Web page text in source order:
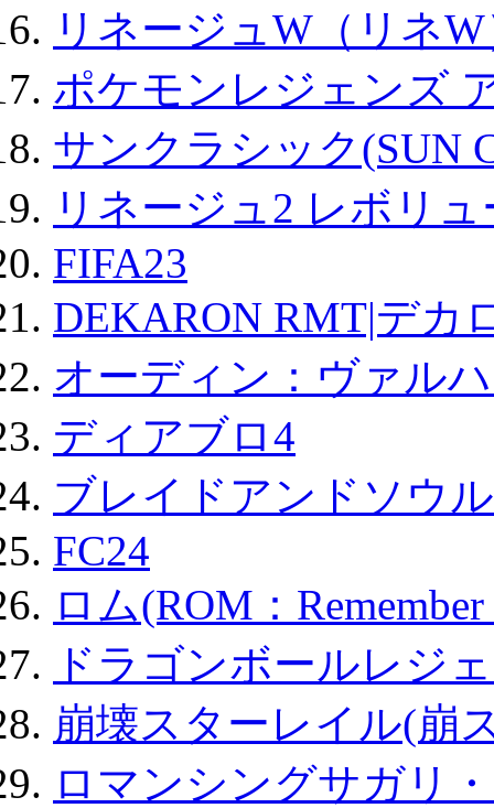
リネージュW（リネ
ポケモンレジェンズ
サンクラシック(SUN
リネージュ2 レボリ
FIFA23
DEKARON RMT|デカ
オーディン：ヴァル
ディアブロ4
ブレイドアンドソウ
FC24
ロム(ROM：
ドラゴンボールレジ
崩壊スターレイル(崩
ロマンシングサガリ